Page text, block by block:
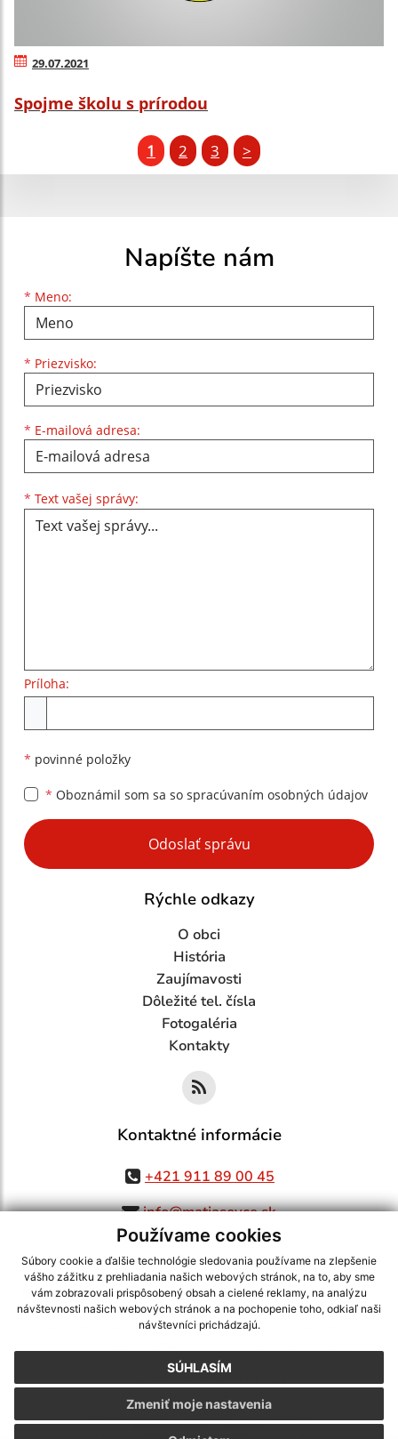
Používame cookies
Súbory cookie a ďalšie technológie sledovania používame na zlepšenie
vášho zážitku z prehliadania našich webových stránok, na to, aby sme
vám zobrazovali prispôsobený obsah a cielené reklamy, na analýzu
návštevnosti našich webových stránok a na pochopenie toho, odkiaľ naši
návštevníci prichádzajú.
SÚHLASÍM
Zmeniť moje nastavenia
29.07.2021
Spojme školu s prírodou
1 2 3 >
Napíšte nám
* Meno:
Meno
* Priezvisko:
Priezvisko
* E-mailová adresa:
E-mailová adresa
* Text vašej správy:
Príloha:
* povinné položky
* Oboznámil som sa so spracúvaním osobných údajov
Google reCaptcha Response
Odoslať správu
Rýchle odkazy
O obci
História
Zaujímavosti
Dôležité tel. čísla
Fotogaléria
Kontakty
Kontaktné informácie
+421 911 89 00 45
info@matiasovce.sk
využite možnosť získavania aktuálnych informácií s využitím RSS
CMS systém (redakčný) systém ECHELON 2,Mapa stránok,web portál
webex.digital, s.r.o.,domény,registrácia domény
Posledná aktualizácia:05.08.2026
Vytlačiť stránku|Vyhlásenie o prístupnosti